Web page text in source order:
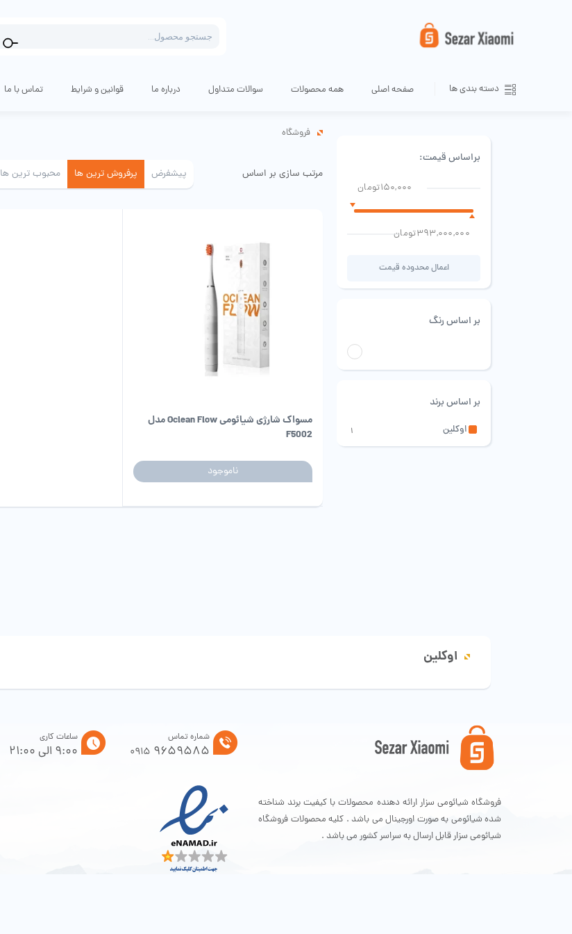
search
دسته بندی ها صفحه اصلی همه محصولات سوالات متداول درباره ما قوانین و شرایط تماس با ما
براساس قیمت:
150,000تومان
393,000,000تومان
اعمال محدوده قیمت
بر اساس رنگ
بر اساس برند
اوکلین 1
فروشگاه
مرتب سازی بر اساس پیشفرض پرفروش ترین ها محبوب ترین ها
مسواک شارژی شیائومی Oclean Flow مدل
F5002
ناموجود
اوکلین
فروشگاه شیائومی سزار ارائه دهنده محصولات با کیفیت برند شناخته
شده شیائومی به صورت اورجینال می باشد . کلیه محصولات فروشگاه
شیائومی سزار قابل ارسال به سراسر کشور می باشد .
شماره تماس
0915 9659585
ساعات کاری
9:00 الی 21:00